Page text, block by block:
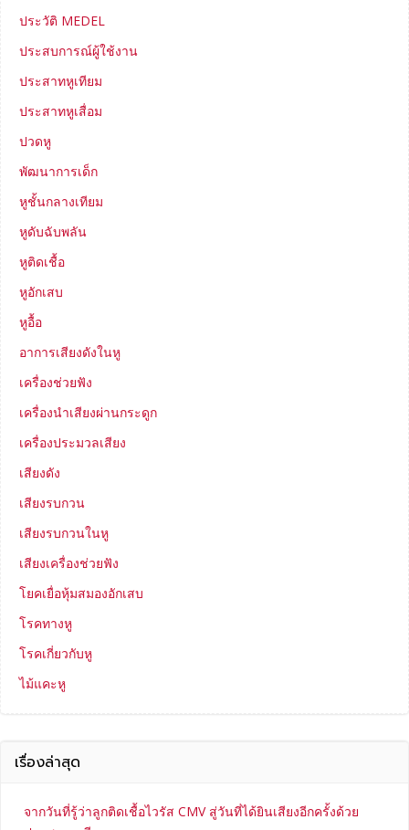
ประวัติ MEDEL
ประสบการณ์ผู้ใช้งาน
ประสาทหูเทียม
ประสาทหูเสื่อม
ปวดหู
พัฒนาการเด็ก
หูชั้นกลางเทียม
หูดับฉับพลัน
หูติดเชื้อ
หูอักเสบ
หูอื้อ
อาการเสียงดังในหู
เครื่องช่วยฟัง
เครื่องนำเสียงผ่านกระดูก
เครื่องประมวลเสียง
เสียงดัง
เสียงรบกวน
เสียงรบกวนในหู
เสียงเครื่องช่วยฟัง
โยคเยื่อหุ้มสมองอักเสบ
โรคทางหู
โรคเกี่ยวกับหู
ไม้แคะหู
เรื่องล่าสุด
จากวันที่รู้ว่าลูกติดเชื้อไวรัส CMV สู่วันที่ได้ยินเสียงอีกครั้งด้วย